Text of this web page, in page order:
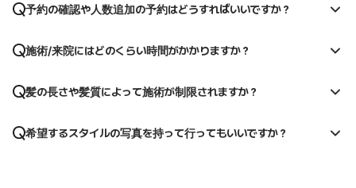
予約の確認や人数追加の予約はどうすればいいですか？
施術/来院にはどのくらい時間がかかりますか？
髪の長さや髪質によって施術が制限されますか？
希望するスタイルの写真を持って行ってもいいですか？